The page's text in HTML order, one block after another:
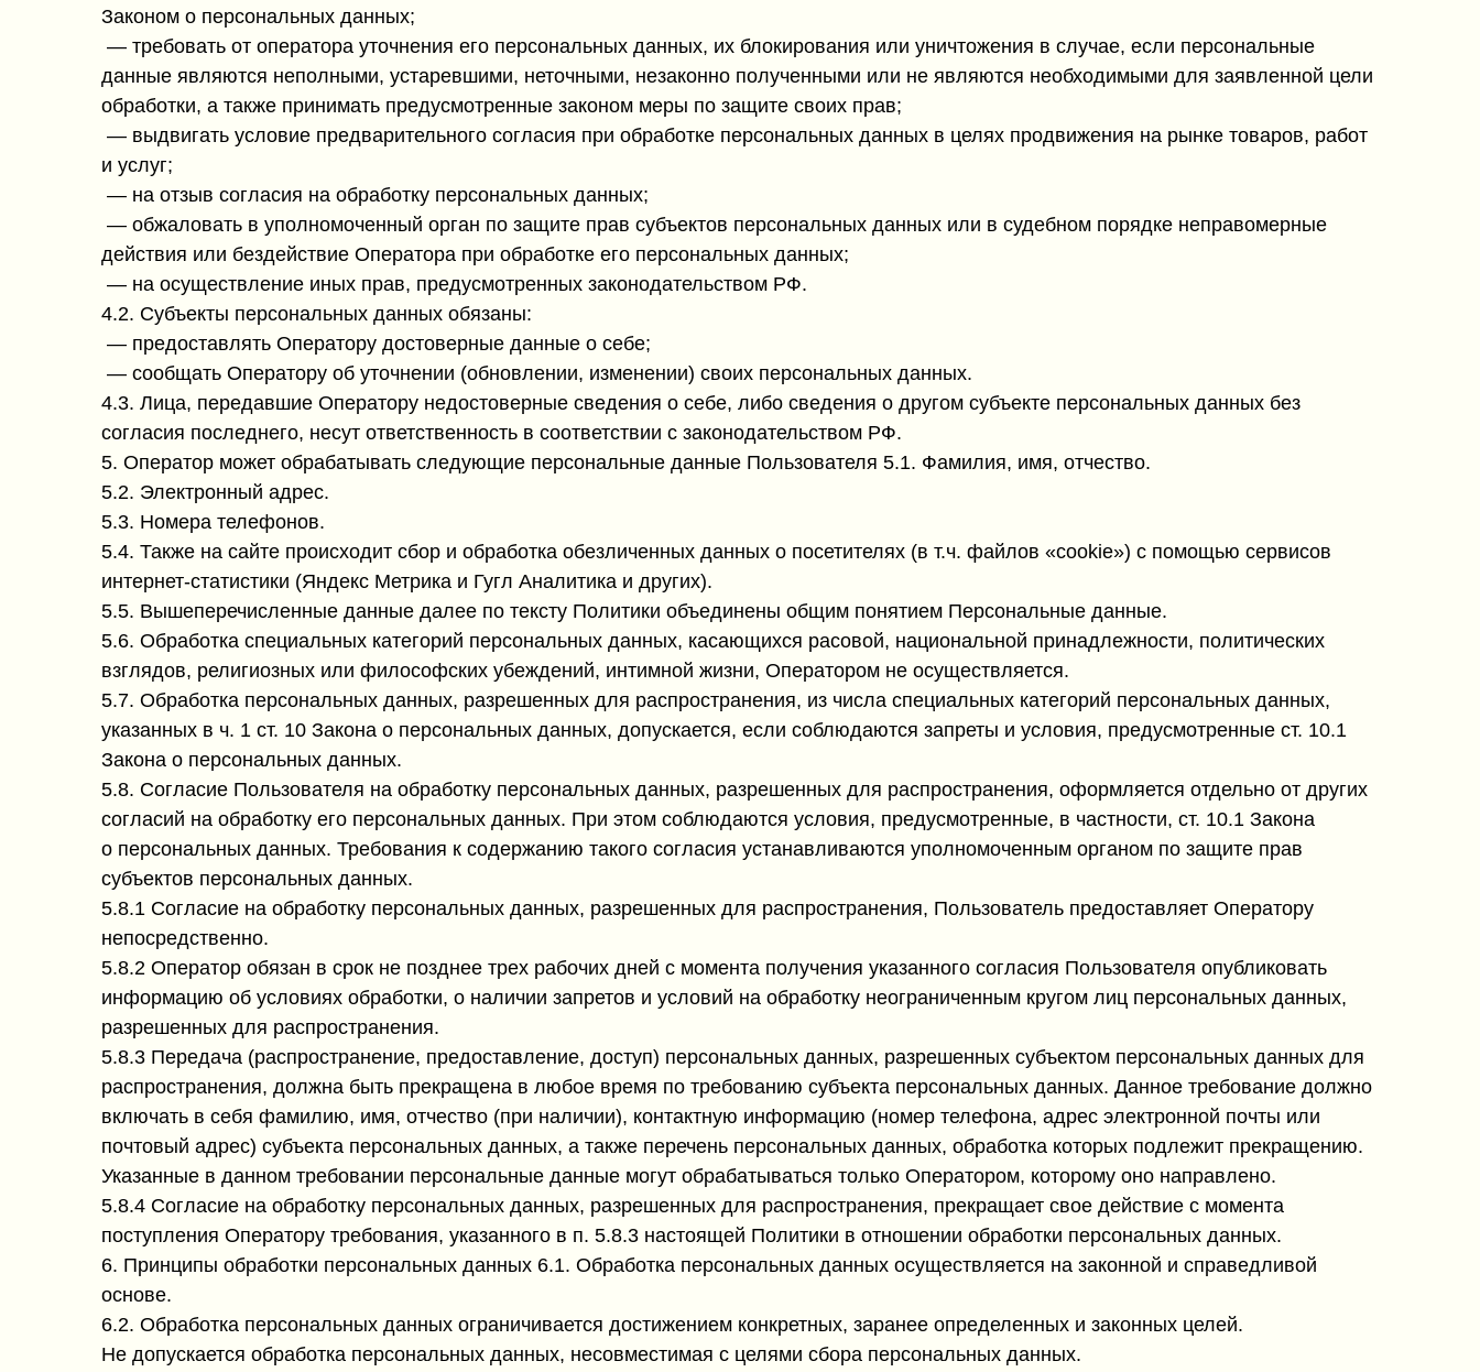
Законом о персональных данных;
— требовать от оператора уточнения его персональных данных, их блокирования или уничтожения в случае, если персональные
данные являются неполными, устаревшими, неточными, незаконно полученными или не являются необходимыми для заявленной цели
обработки, а также принимать предусмотренные законом меры по защите своих прав;
— выдвигать условие предварительного согласия при обработке персональных данных в целях продвижения на рынке товаров, работ
и услуг;
— на отзыв согласия на обработку персональных данных;
— обжаловать в уполномоченный орган по защите прав субъектов персональных данных или в судебном порядке неправомерные
действия или бездействие Оператора при обработке его персональных данных;
— на осуществление иных прав, предусмотренных законодательством РФ.
4.2. Субъекты персональных данных обязаны:
— предоставлять Оператору достоверные данные о себе;
— сообщать Оператору об уточнении (обновлении, изменении) своих персональных данных.
4.3. Лица, передавшие Оператору недостоверные сведения о себе, либо сведения о другом субъекте персональных данных без
согласия последнего, несут ответственность в соответствии с законодательством РФ.
5. Оператор может обрабатывать следующие персональные данные Пользователя 5.1. Фамилия, имя, отчество.
5.2. Электронный адрес.
5.3. Номера телефонов.
5.4. Также на сайте происходит сбор и обработка обезличенных данных о посетителях (в т.ч. файлов «cookie») с помощью сервисов
интернет-статистики (Яндекс Метрика и Гугл Аналитика и других).
5.5. Вышеперечисленные данные далее по тексту Политики объединены общим понятием Персональные данные.
5.6. Обработка специальных категорий персональных данных, касающихся расовой, национальной принадлежности, политических
взглядов, религиозных или философских убеждений, интимной жизни, Оператором не осуществляется.
5.7. Обработка персональных данных, разрешенных для распространения, из числа специальных категорий персональных данных,
указанных в ч. 1 ст. 10 Закона о персональных данных, допускается, если соблюдаются запреты и условия, предусмотренные ст. 10.1
Закона о персональных данных.
5.8. Согласие Пользователя на обработку персональных данных, разрешенных для распространения, оформляется отдельно от других
согласий на обработку его персональных данных. При этом соблюдаются условия, предусмотренные, в частности, ст. 10.1 Закона
о персональных данных. Требования к содержанию такого согласия устанавливаются уполномоченным органом по защите прав
субъектов персональных данных.
5.8.1 Согласие на обработку персональных данных, разрешенных для распространения, Пользователь предоставляет Оператору
непосредственно.
5.8.2 Оператор обязан в срок не позднее трех рабочих дней с момента получения указанного согласия Пользователя опубликовать
информацию об условиях обработки, о наличии запретов и условий на обработку неограниченным кругом лиц персональных данных,
разрешенных для распространения.
5.8.3 Передача (распространение, предоставление, доступ) персональных данных, разрешенных субъектом персональных данных для
распространения, должна быть прекращена в любое время по требованию субъекта персональных данных. Данное требование должно
включать в себя фамилию, имя, отчество (при наличии), контактную информацию (номер телефона, адрес электронной почты или
почтовый адрес) субъекта персональных данных, а также перечень персональных данных, обработка которых подлежит прекращению.
Указанные в данном требовании персональные данные могут обрабатываться только Оператором, которому оно направлено.
5.8.4 Согласие на обработку персональных данных, разрешенных для распространения, прекращает свое действие с момента
поступления Оператору требования, указанного в п. 5.8.3 настоящей Политики в отношении обработки персональных данных.
6. Принципы обработки персональных данных 6.1. Обработка персональных данных осуществляется на законной и справедливой
основе.
6.2. Обработка персональных данных ограничивается достижением конкретных, заранее определенных и законных целей.
Не допускается обработка персональных данных, несовместимая с целями сбора персональных данных.